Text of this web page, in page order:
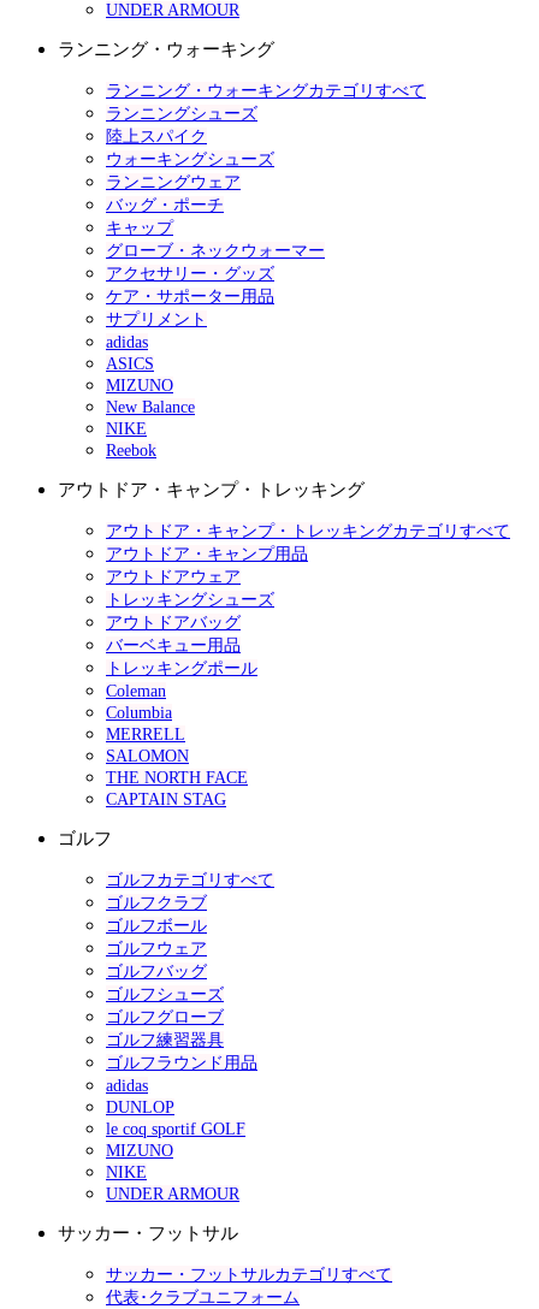
UNDER ARMOUR
ランニング・ウォーキング
ランニング・ウォーキングカテゴリすべて
ランニングシューズ
陸上スパイク
ウォーキングシューズ
ランニングウェア
バッグ・ポーチ
キャップ
グローブ・ネックウォーマー
アクセサリー・グッズ
ケア・サポーター用品
サプリメント
adidas
ASICS
MIZUNO
New Balance
NIKE
Reebok
アウトドア・キャンプ・トレッキング
アウトドア・キャンプ・トレッキングカテゴリすべて
アウトドア・キャンプ用品
アウトドアウェア
トレッキングシューズ
アウトドアバッグ
バーベキュー用品
トレッキングポール
Coleman
Columbia
MERRELL
SALOMON
THE NORTH FACE
CAPTAIN STAG
ゴルフ
ゴルフカテゴリすべて
ゴルフクラブ
ゴルフボール
ゴルフウェア
ゴルフバッグ
ゴルフシューズ
ゴルフグローブ
ゴルフ練習器具
ゴルフラウンド用品
adidas
DUNLOP
le coq sportif GOLF
MIZUNO
NIKE
UNDER ARMOUR
サッカー・フットサル
サッカー・フットサルカテゴリすべて
代表･クラブユニフォーム